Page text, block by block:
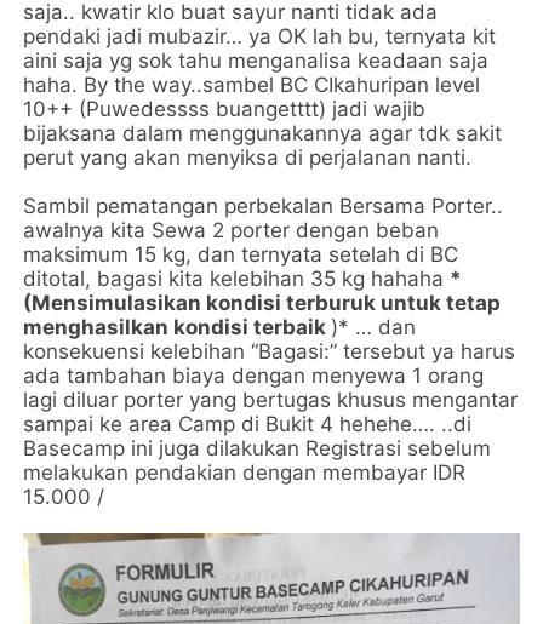
saja.. kwatir klo buat sayur nanti tidak ada
pendaki jadi mubazir… ya OK lah bu, ternyata kit
aini saja yg sok tahu menganalisa keadaan saja
haha. By the way..sambel BC CIkahuripan level
10++ (Puwedessss buangetttt) jadi wajib
bijaksana dalam menggunakannya agar tdk sakit
perut yang akan menyiksa di perjalanan nanti.
Sambil pematangan perbekalan Bersama Porter..
awalnya kita Sewa 2 porter dengan beban
maksimum 15 kg, dan ternyata setelah di BC
ditotal, bagasi kita kelebihan 35 kg hahaha *
(Mensimulasikan kondisi terburuk untuk tetap
menghasilkan kondisi terbaik )* … dan
konsekuensi kelebihan “Bagasi:” tersebut ya harus
ada tambahan biaya dengan menyewa 1 orang
lagi diluar porter yang bertugas khusus mengantar
sampai ke area Camp di Bukit 4 hehehe…. ..di
Basecamp ini juga dilakukan Registrasi sebelum
melakukan pendakian dengan membayar IDR
15.000 /